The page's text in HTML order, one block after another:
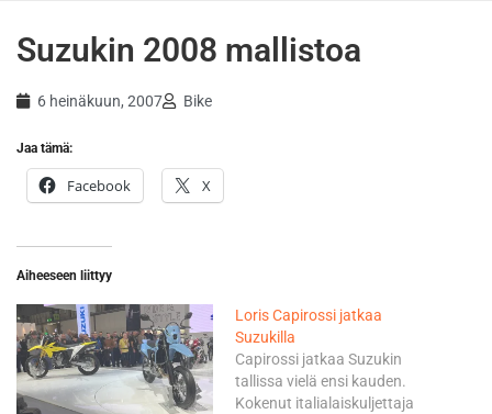
Suzukin 2008 mallistoa
6 heinäkuun, 2007 Bike
Jaa tämä:
Facebook X
Aiheeseen liittyy
Loris Capirossi jatkaa
Suzukilla
Capirossi jatkaa Suzukin
tallissa vielä ensi kauden.
Kokenut italialaiskuljettaja